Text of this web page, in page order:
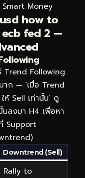
Smart Money
how to
fed 2 —
Trend Following
าก — ‘เมื่อ Trend
Sell เท่านั้น’ ดู
ลงมา H4 เพื่อหา
Support
Downtrend (Sell)
Rally to